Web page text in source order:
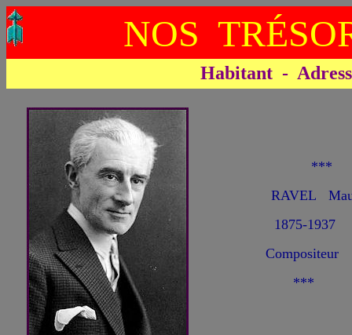
NOS
Habitant -
RAVEL
1875-1937
Compositeur
***